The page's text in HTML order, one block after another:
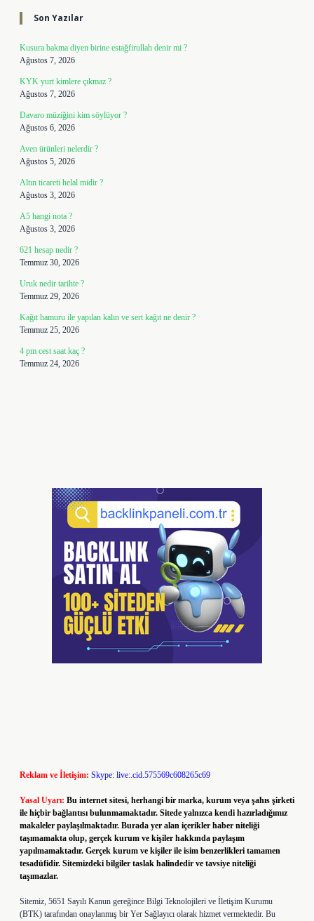
Son Yazılar
Kusura bakma diyen birine estağfirullah denir mi ?
Ağustos 7, 2026
KYK yurt kimlere çıkmaz ?
Ağustos 7, 2026
Davaro müziğini kim söylüyor ?
Ağustos 6, 2026
Aven ürünleri nelerdir ?
Ağustos 5, 2026
Altın ticareti helal midir ?
Ağustos 3, 2026
A5 hangi nota ?
Ağustos 3, 2026
621 hesap nedir ?
Temmuz 30, 2026
Uruk nedir tarihte ?
Temmuz 29, 2026
Kağıt hamuru ile yapılan kalın ve sert kağıt ne denir ?
Temmuz 25, 2026
4 pm cest saat kaç ?
Temmuz 24, 2026
Reklam ve İletişim: Skype: live:.cid.575569c608265c69
Yasal Uyarı: Bu internet sitesi, herhangi bir marka, kurum veya şahıs şirketi
ile hiçbir bağlantısı bulunmamaktadır. Sitede yalnızca kendi hazırladığımız
makaleler paylaşılmaktadır. Burada yer alan içerikler haber niteliği
taşımamakta olup, gerçek kurum ve kişiler hakkında paylaşım
yapılmamaktadır. Gerçek kurum ve kişiler ile isim benzerlikleri tamamen
tesadüfidir. Sitemizdeki bilgiler taslak halindedir ve tavsiye niteliği
taşımazlar.
Sitemiz, 5651 Sayılı Kanun gereğince Bilgi Teknolojileri ve İletişim Kurumu
(BTK) tarafından onaylanmış bir Yer Sağlayıcı olarak hizmet vermektedir. Bu